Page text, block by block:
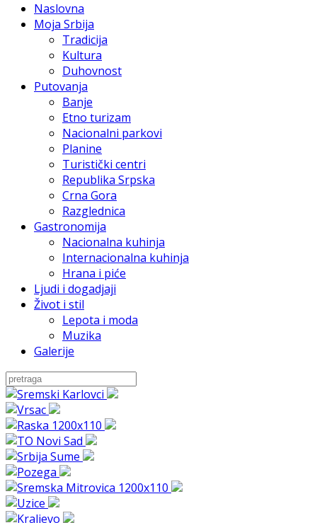
Naslovna
Moja Srbija
Tradicija
Kultura
Duhovnost
Putovanja
Banje
Etno turizam
Nacionalni parkovi
Planine
Turistički centri
Republika Srpska
Crna Gora
Razglednica
Gastronomija
Nacionalna kuhinja
Internacionalna kuhinja
Hrana i piće
Ljudi i dogadjaji
Život i stil
Lepota i moda
Muzika
Galerije